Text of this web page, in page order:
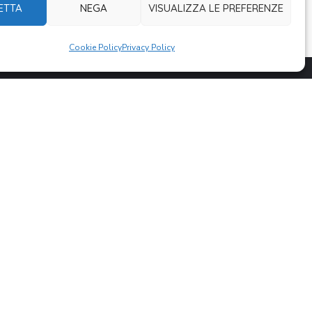
NEGA VISUALIZZA LE PREFERENZE
Cookie PolicyPrivacy Policy